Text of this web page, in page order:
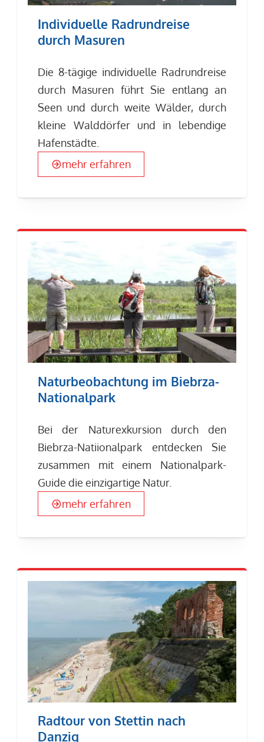
Individuelle Radrundreise
durch Masuren
Die 8-tägige individuelle Radrundreise
durch Masuren führt Sie entlang an
Seen und durch weite Wälder, durch
kleine Walddörfer und in lebendige
Hafenstädte.
mehr erfahren
Naturbeobachtung im Biebrza-
Nationalpark
Bei der Naturexkursion durch den
Biebrza-Natiionalpark entdecken Sie
zusammen mit einem Nationalpark-
Guide die einzigartige Natur.
mehr erfahren
Radtour von Stettin nach
Danzig